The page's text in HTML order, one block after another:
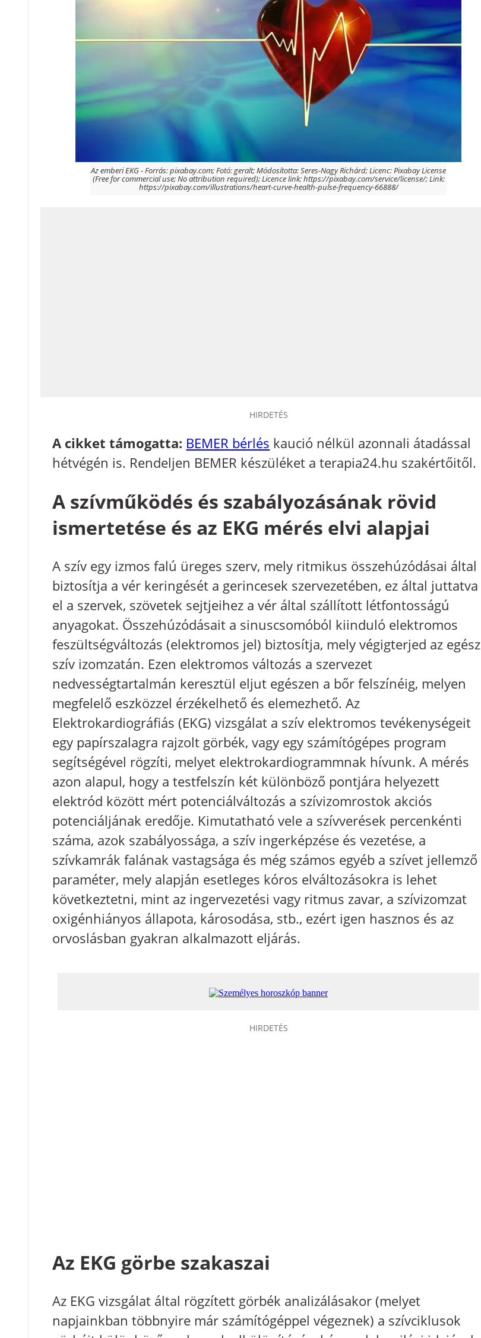
Az emberi EKG - Forrás: pixabay.com; Fotó: geralt; Módosította: Seres-Nagy Richárd; Licenc: Pixabay License
(Free for commercial use; No attribution required); Licence link: https://pixabay.com/service/license/; Link:
https://pixabay.com/illustrations/heart-curve-health-pulse-frequency-66888/
HIRDETÉS
A cikket támogatta: BEMER bérlés kaució nélkül azonnali átadással
hétvégén is. Rendeljen BEMER készüléket a terapia24.hu szakértőitől.
A szívműködés és szabályozásának rövid
ismertetése és az EKG mérés elvi alapjai
A szív egy izmos falú üreges szerv, mely ritmikus összehúzódásai által
biztosítja a vér keringését a gerincesek szervezetében, ez által juttatva
el a szervek, szövetek sejtjeihez a vér által szállított létfontosságú
anyagokat. Összehúzódásait a sinuscsomóból kiinduló elektromos
feszültségváltozás (elektromos jel) biztosítja, mely végigterjed az egész
szív izomzatán. Ezen elektromos változás a szervezet
nedvességtartalmán keresztül eljut egészen a bőr felszínéig, melyen
megfelelő eszközzel érzékelhető és elemezhető. Az
Elektrokardiográfiás (EKG) vizsgálat a szív elektromos tevékenységeit
egy papírszalagra rajzolt görbék, vagy egy számítógépes program
segítségével rögzíti, melyet elektrokardiogrammnak hívunk. A mérés
azon alapul, hogy a testfelszín két különböző pontjára helyezett
elektród között mért potenciálváltozás a szívizomrostok akciós
potenciáljának eredője. Kimutatható vele a szívverések percenkénti
száma, azok szabályossága, a szív ingerképzése és vezetése, a
szívkamrák falának vastagsága és még számos egyéb a szívet jellemző
paraméter, mely alapján esetleges kóros elváltozásokra is lehet
következtetni, mint az ingervezetési vagy ritmus zavar, a szívizomzat
oxigénhiányos állapota, károsodása, stb., ezért igen hasznos és az
orvoslásban gyakran alkalmazott eljárás.
Az EKG görbe szakaszai
Az EKG vizsgálat által rögzített görbék analizálásakor (melyet
napjainkban többnyire már számítógéppel végeznek) a szívciklusok